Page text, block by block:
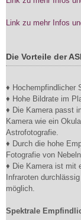
Link zu mehr Infos
Die Vorteile der
♦ Hochempfindlicher
♦ Hohe Bildrate im
♦ Die Kamera passt
Kamera wie ein
Astrofotografie.
♦ Durch die hohe
Fotografie von
♦ Die Kamera ist mit
Infraroten
möglich.
Spektrale